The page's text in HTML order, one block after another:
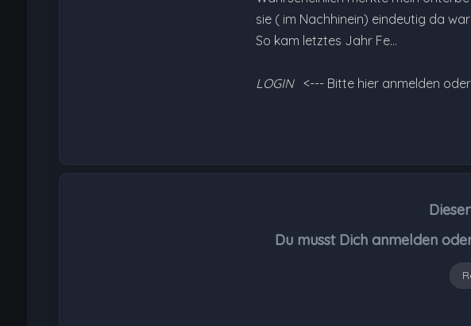
sie ( im Nachhinein) eindeutig da
So kam letztes Jahr Fe…
LOGIN <--- Bitte hier anmelden
Du musst Dich anmelden